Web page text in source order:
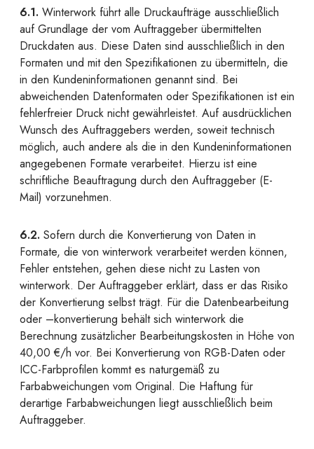
6.1. Winterwork führt alle Druckaufträge ausschließlich
auf Grundlage der vom Auftraggeber übermittelten
Druckdaten aus. Diese Daten sind ausschließlich in den
Formaten und mit den Spezifikationen zu übermitteln, die
in den Kundeninformationen genannt sind. Bei
abweichenden Datenformaten oder Spezifikationen ist ein
fehlerfreier Druck nicht gewährleistet. Auf ausdrücklichen
Wunsch des Auftraggebers werden, soweit technisch
möglich, auch andere als die in den Kundeninformationen
angegebenen Formate verarbeitet. Hierzu ist eine
schriftliche Beauftragung durch den Auftraggeber (E-
Mail) vorzunehmen.
6.2. Sofern durch die Konvertierung von Daten in
Formate, die von winterwork verarbeitet werden können,
Fehler entstehen, gehen diese nicht zu Lasten von
winterwork. Der Auftraggeber erklärt, dass er das Risiko
der Konvertierung selbst trägt. Für die Datenbearbeitung
oder –konvertierung behält sich winterwork die
Berechnung zusätzlicher Bearbeitungskosten in Höhe von
40,00 €/h vor. Bei Konvertierung von RGB-Daten oder
ICC-Farbprofilen kommt es naturgemäß zu
Farbabweichungen vom Original. Die Haftung für
derartige Farbabweichungen liegt ausschließlich beim
Auftraggeber.